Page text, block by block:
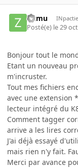
zicmu
Posté(e) le 29
Bonjour tout le
Etant un nouveau
m'incruster.
Tout mes fichiers
avec une extension
lecteur intégré du
Comment tagger
arrive a les lires
J'ai déjà essayé
mais rien n'y fait.
Merci par avance